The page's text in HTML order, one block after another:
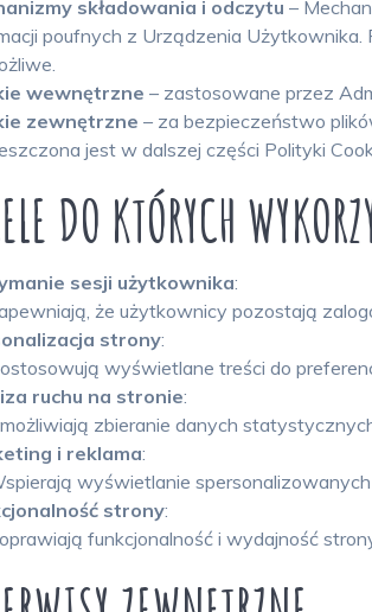
składowania i odczytu –
poufnych z Urządzenia
wewnętrzne – zastosowane przez
zewnętrzne – za bezpieczeństwo
jest w dalszej części Polityki
DO KTÓRYCH
sesji użytkownika:
że użytkownicy pozostają
strony:
wyświetlane treści do
ruchu na stronie:
zbieranie danych
i reklama:
wyświetlanie
strony:
funkcjonalność i wydajność